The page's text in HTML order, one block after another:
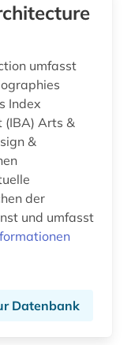
umfasst
Index
Arts &
der
und umfasst
Datenbank